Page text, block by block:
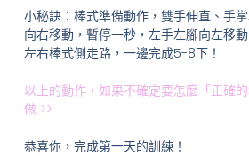
小秘訣：棒式準備動作，雙手伸直、手
向右移動，暫停一秒，左手左腳向左移
左右棒式側走路，一邊完成5-8下！
以上的動作，如果不確定要怎麼「正確
做 >>
恭喜你，完成第一天的訓練！